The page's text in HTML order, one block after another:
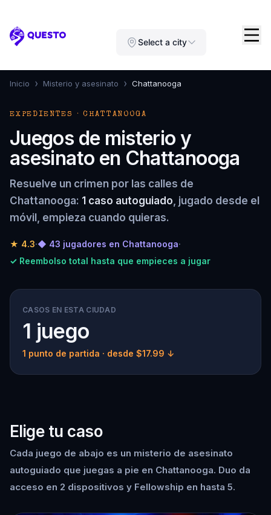
Questo Select a city
Inicio › Misterio y asesinato › Chattanooga
EXPEDIENTES · CHATTANOOGA
Juegos de misterio y
asesinato en Chattanooga
Resuelve un crimen por las calles de
Chattanooga: 1 caso autoguiado, jugado desde el
móvil, empieza cuando quieras.
★ 4.3·◆ 43 jugadores en Chattanooga·
✓ Reembolso total hasta que empieces a jugar
CASOS EN ESTA CIUDAD
1 juego
1 punto de partida · desde $17.99 ↓
Elige tu caso
Cada juego de abajo es un misterio de asesinato
autoguiado que juegas a pie en Chattanooga. Duo da
acceso en 2 dispositivos y Fellowship en hasta 5.